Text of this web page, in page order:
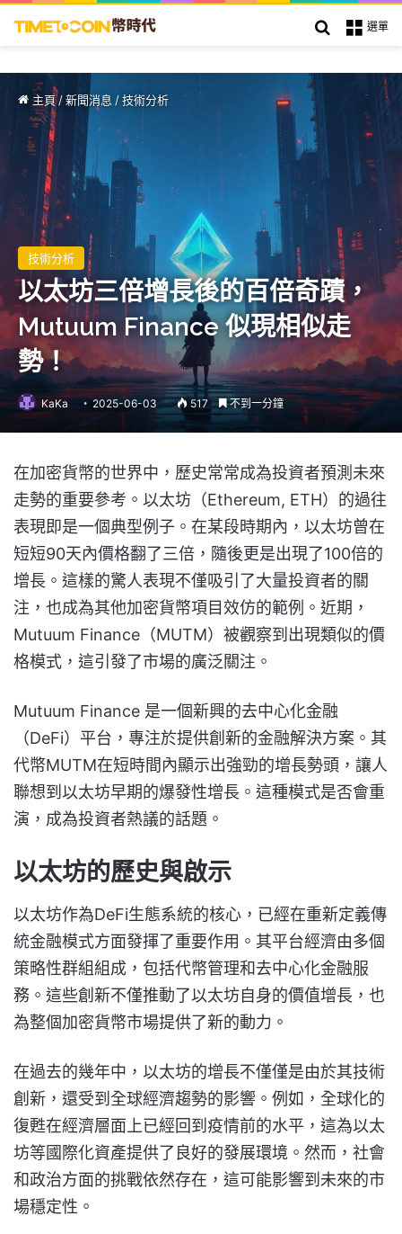
選單
搜索
主頁 /新聞消息 /技術分析
技術分析
以太坊三倍增長後的百倍奇蹟，
Mutuum Finance 似現相似走
勢！
KaKa 2025-06-03 517 不到一分鐘
在加密貨幣的世界中，歷史常常成為投資者預測未來
走勢的重要參考。以太坊（Ethereum, ETH）的過往
表現即是一個典型例子。在某段時期內，以太坊曾在
短短90天內價格翻了三倍，隨後更是出現了100倍的
增長。這樣的驚人表現不僅吸引了大量投資者的關
注，也成為其他加密貨幣項目效仿的範例。近期，
Mutuum Finance（MUTM）被觀察到出現類似的價
格模式，這引發了市場的廣泛關注。
Mutuum Finance 是一個新興的去中心化金融
（DeFi）平台，專注於提供創新的金融解決方案。其
代幣MUTM在短時間內顯示出強勁的增長勢頭，讓人
聯想到以太坊早期的爆發性增長。這種模式是否會重
演，成為投資者熱議的話題。
以太坊的歷史與啟示
以太坊作為DeFi生態系統的核心，已經在重新定義傳
統金融模式方面發揮了重要作用。其平台經濟由多個
策略性群組組成，包括代幣管理和去中心化金融服
務。這些創新不僅推動了以太坊自身的價值增長，也
為整個加密貨幣市場提供了新的動力。
在過去的幾年中，以太坊的增長不僅僅是由於其技術
創新，還受到全球經濟趨勢的影響。例如，全球化的
復甦在經濟層面上已經回到疫情前的水平，這為以太
坊等國際化資產提供了良好的發展環境。然而，社會
和政治方面的挑戰依然存在，這可能影響到未來的市
場穩定性。